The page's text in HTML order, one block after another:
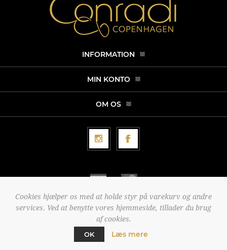
INFORMATION
MIN KONTO
OM OS
Copyright © 2026 Conradi Copenhagen. Alle rettigheder forbeholdt.
Powered by
nopCommerce
Cookies hjælper os med at holde styr på varekurv og andre
services. Ved at benytte vores hjemmeside, tillader du brug
af cookies.
OK
Læs mere